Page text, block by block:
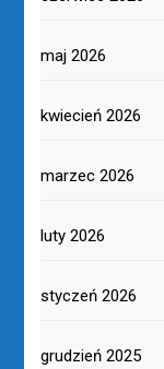
maj 2026
kwiecień 2026
marzec 2026
luty 2026
styczeń 2026
grudzień 2025